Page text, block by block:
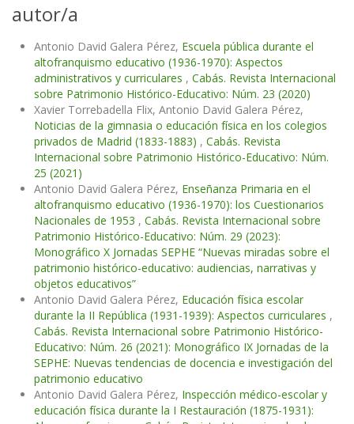
autor/a
Antonio David Galera Pérez, Escuela pública durante el
altofranquismo educativo (1936-1970): Aspectos
administrativos y curriculares , Cabás. Revista Internacional
sobre Patrimonio Histórico-Educativo: Núm. 23 (2020)
Xavier Torrebadella Flix, Antonio David Galera Pérez,
Noticias de la gimnasia o educación física en los colegios
privados de Madrid (1833-1883) , Cabás. Revista
Internacional sobre Patrimonio Histórico-Educativo: Núm.
25 (2021)
Antonio David Galera Pérez, Enseñanza Primaria en el
altofranquismo educativo (1936-1970): los Cuestionarios
Nacionales de 1953 , Cabás. Revista Internacional sobre
Patrimonio Histórico-Educativo: Núm. 29 (2023):
Monográfico X Jornadas SEPHE “Nuevas miradas sobre el
patrimonio histórico-educativo: audiencias, narrativas y
objetos educativos”
Antonio David Galera Pérez, Educación física escolar
durante la II República (1931-1939): Aspectos curriculares ,
Cabás. Revista Internacional sobre Patrimonio Histórico-
Educativo: Núm. 26 (2021): Monográfico IX Jornadas de la
SEPHE: Nuevas tendencias de docencia e investigación del
patrimonio educativo
Antonio David Galera Pérez, Inspección médico-escolar y
educación física durante la I Restauración (1875-1931):